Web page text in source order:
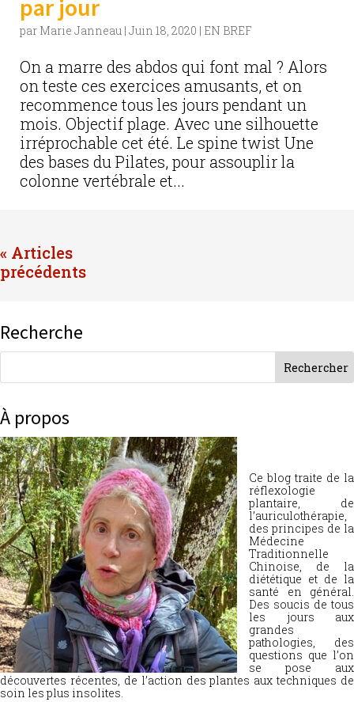
par jour
par Marie Janneau | Juin 18, 2020 | EN BREF
On a marre des abdos qui font mal ? Alors
on teste ces exercices amusants, et on
recommence tous les jours pendant un
mois. Objectif plage. Avec une silhouette
irréprochable cet été. Le spine twist Une
des bases du Pilates, pour assouplir la
colonne vertébrale et...
« Entrées précédentes
Recherche
À propos
Ce blog traite de la
réflexologie
plantaire, de
l’auriculothérapie,
des principes de la
Médecine
Traditionnelle
Chinoise, de la
diététique et de la
santé en général.
Des soucis de tous
les jours aux
grandes
pathologies, des
questions que l’on
se pose aux
découvertes récentes, de l’action des plantes aux techniques de
soin les plus insolites.